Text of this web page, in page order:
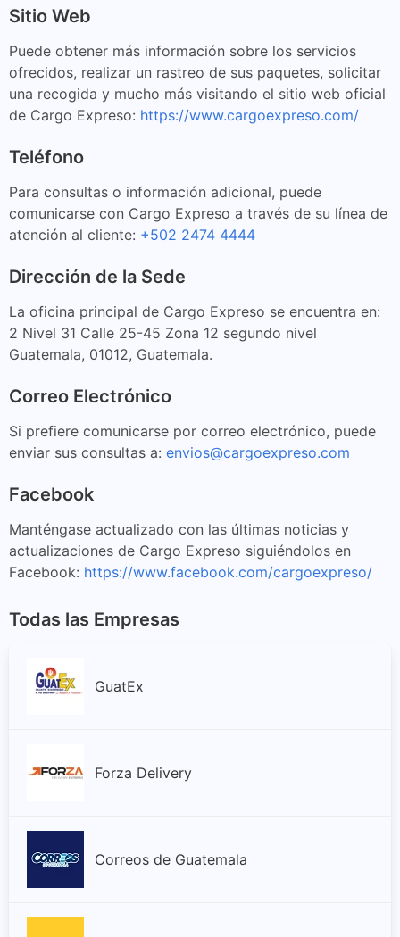
Sitio Web
Puede obtener más información sobre los servicios
ofrecidos, realizar un rastreo de sus paquetes, solicitar
una recogida y mucho más visitando el sitio web oficial
de Cargo Expreso: https://www.cargoexpreso.com/
Teléfono
Para consultas o información adicional, puede
comunicarse con Cargo Expreso a través de su línea de
atención al cliente: +502 2474 4444
Dirección de la Sede
La oficina principal de Cargo Expreso se encuentra en:
2 Nivel 31 Calle 25-45 Zona 12 segundo nivel
Guatemala, 01012, Guatemala.
Correo Electrónico
Si prefiere comunicarse por correo electrónico, puede
enviar sus consultas a: envios@cargoexpreso.com
Facebook
Manténgase actualizado con las últimas noticias y
actualizaciones de Cargo Expreso siguiéndolos en
Facebook: https://www.facebook.com/cargoexpreso/
Todas las Empresas
GuatEx
Forza Delivery
Correos de Guatemala